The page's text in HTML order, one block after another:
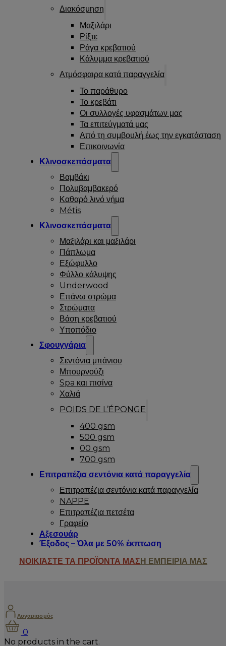
Διακόσμηση
Μαξιλάρι
Ρίξτε
Ράγα κρεβατιού
Κάλυμμα κρεβατιού
Ατμόσφαιρα κατά παραγγελία
Το παράθυρο
Το κρεβάτι
Οι συλλογές υφασμάτων μας
Τα επιτεύγματά μας
Από τη συμβουλή έως την εγκατάσταση
Επικοινωνία
Κλινοσκεπάσματα
Βαμβάκι
Πολυβαμβακερό
Καθαρό λινό νήμα
Métis
Κλινοσκεπάσματα
Μαξιλάρι και μαξιλάρι
Πάπλωμα
Εξώφυλλο
Φύλλο κάλυψης
Underwood
Επάνω στρώμα
Στρώματα
Βάση κρεβατιού
Υποπόδιο
Σφουγγάρια
Σεντόνια μπάνιου
Μπουρνούζι
Spa και πισίνα
Χαλιά
POIDS DE L’ÉPONGE
400 gsm
500 gsm
00 gsm
700 gsm
Επιτραπέζια σεντόνια κατά παραγγελία
Επιτραπέζια σεντόνια κατά παραγγελία
NAPPE
Επιτραπέζια πετσέτα
Γραφείο
Αξεσουάρ
Έξοδος – Όλα με 50% έκπτωση
ΝΟΙΚΙΆΣΤΕ ΤΑ ΠΡΟΪΌΝΤΑ ΜΑΣΗ ΕΜΠΕΙΡΙΑ ΜΑΣ
Λογαριασμός
0
No products in the cart.